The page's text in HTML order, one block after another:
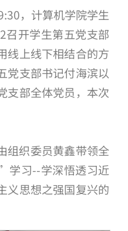
，计算机学院学生
召开学生第五党支部
线上线下相结合的方
党支部书记付海滨以
支部全体党员，本次
组织委员黄鑫带领全
习--学深悟透习近
义思想之强国复兴的